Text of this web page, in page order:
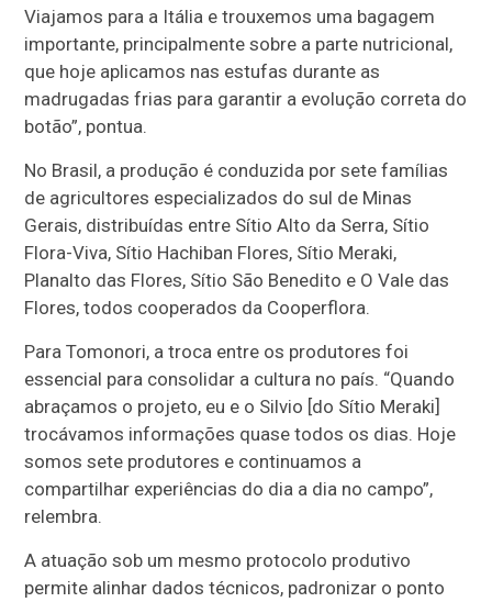
Viajamos para a Itália e trouxemos uma bagagem
importante, principalmente sobre a parte nutricional,
que hoje aplicamos nas estufas durante as
madrugadas frias para garantir a evolução correta do
botão”, pontua.
No Brasil, a produção é conduzida por sete famílias
de agricultores especializados do sul de Minas
Gerais, distribuídas entre Sítio Alto da Serra, Sítio
Flora-Viva, Sítio Hachiban Flores, Sítio Meraki,
Planalto das Flores, Sítio São Benedito e O Vale das
Flores, todos cooperados da Cooperflora.
Para Tomonori, a troca entre os produtores foi
essencial para consolidar a cultura no país. “Quando
abraçamos o projeto, eu e o Silvio [do Sítio Meraki]
trocávamos informações quase todos os dias. Hoje
somos sete produtores e continuamos a
compartilhar experiências do dia a dia no campo”,
relembra.
A atuação sob um mesmo protocolo produtivo
permite alinhar dados técnicos, padronizar o ponto